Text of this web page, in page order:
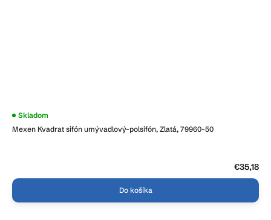
Mexen Kvadrat sifón umývadlový-polsifón, Zlatá, 79960-50
Skladom
€35,18
Do košíka